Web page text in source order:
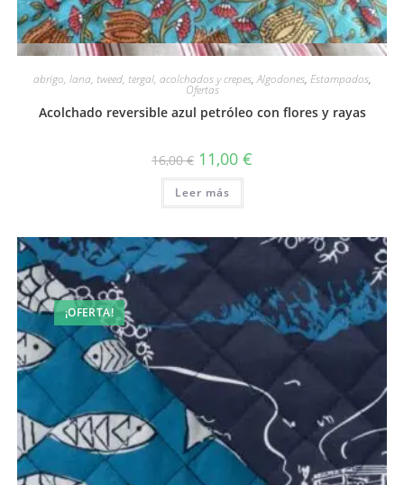
Vista rápida
abrigo, lana, tweed, tergal, acolchados y crepes,Algodones, Estampados,
Ofertas
Acolchado reversible azul petróleo con flores y rayas
16,00€ El
precio
original
era:
16,00 €.
11,00 €
Leer más
¡OFERTA!